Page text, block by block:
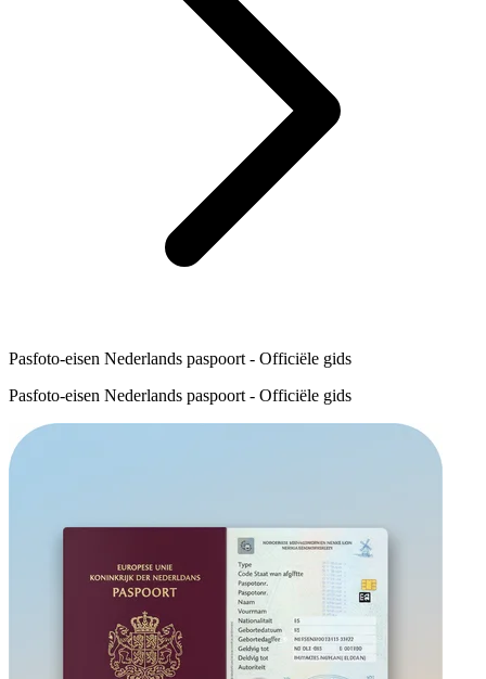
Pasfoto-eisen Nederlands paspoort - Officiële gids
Pasfoto-eisen Nederlands paspoort - Officiële gids